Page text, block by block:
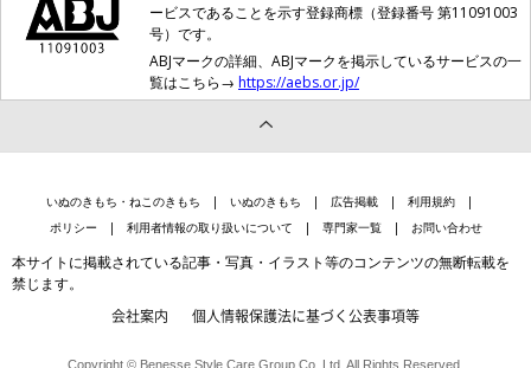
ービスであることを示す登録商標（登録番号 第11091003
号）です。
ABJマークの詳細、ABJマークを掲示しているサービスの一
覧はこちら→ https://aebs.or.jp/
いぬのきもち・ねこのきもち いぬのきもち 広告掲載
利用規約
ポリシー
利用者情報の取り扱いについて 専門家一覧 お問い合わせ
本サイトに掲載されている記事・写真・イラスト等のコンテンツの無断転載を
禁じます。
会社案内 個人情報保護法に基づく公表事項等
Copyright © Benesse Style Care Group Co.,Ltd. All Rights Reserved.